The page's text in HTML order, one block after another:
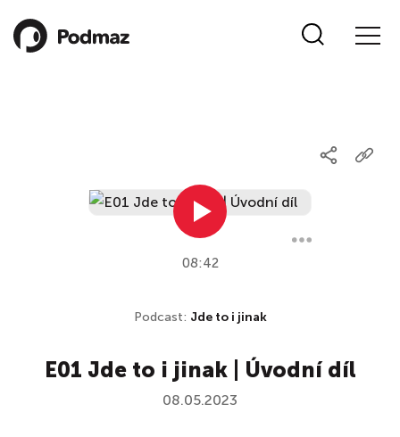
08:42
Podcast: Jde to i jinak
E01 Jde to i jinak | Úvodní díl
08.05.2023